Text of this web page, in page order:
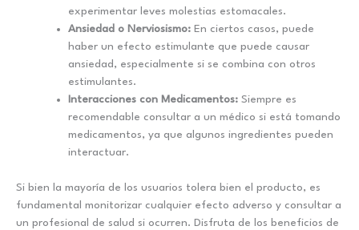
experimentar leves molestias estomacales.
Ansiedad o Nerviosismo: En ciertos casos, puede
haber un efecto estimulante que puede causar
ansiedad, especialmente si se combina con otros
estimulantes.
Interacciones con Medicamentos: Siempre es
recomendable consultar a un médico si está tomando
medicamentos, ya que algunos ingredientes pueden
interactuar.
Si bien la mayoría de los usuarios tolera bien el producto, es
fundamental monitorizar cualquier efecto adverso y consultar a
un profesional de salud si ocurren. Disfruta de los beneficios de